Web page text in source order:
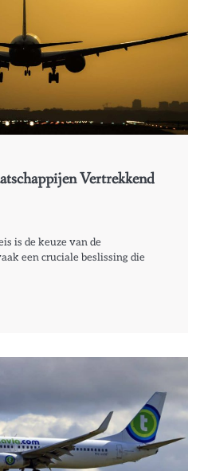
Vertrekkend
is de keuze van de
een cruciale beslissing die